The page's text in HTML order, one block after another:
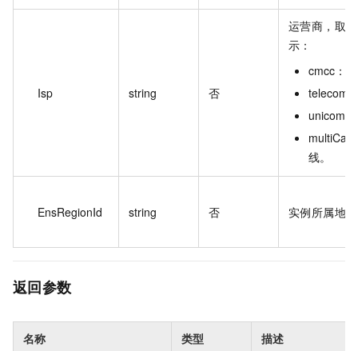
Isp string 否
运营商，取
示：
cmcc：
telecom
unicom
线。
EnsRegionId string 否 实例所属地
返回参数
名称 类型 描述